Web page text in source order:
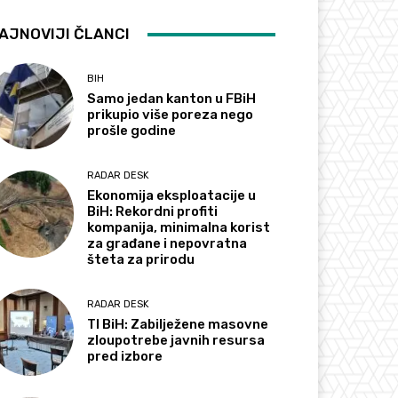
ČLANCI
BIH
Samo jedan kanton u FBiH
prikupio više poreza nego
prošle godine
RADAR DESK
Ekonomija eksploatacije u
BiH: Rekordni profiti
kompanija, minimalna korist
za građane i nepovratna
šteta za prirodu
RADAR DESK
TI BiH: Zabilježene masovne
zloupotrebe javnih resursa
pred izbore